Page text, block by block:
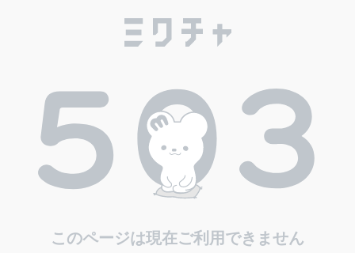
このページは現在ご利用できません